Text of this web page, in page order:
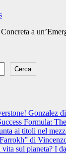
a
Cerca
Gonzalez
Formula:
ai titoli nel
di
vita sul pianeta? I